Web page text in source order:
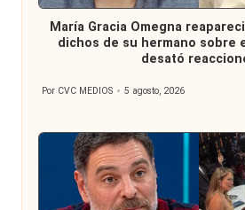
en
María Gracia Omegna
dichos de su hermano sobre
desató
Publicado
Por CVC MEDIOS 5 agosto, 2026